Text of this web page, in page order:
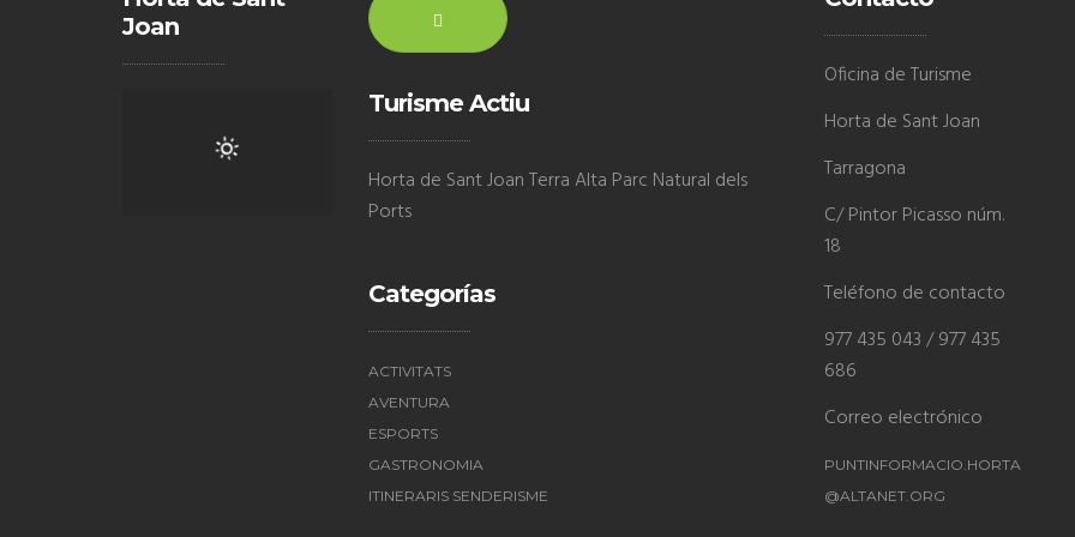
Joan
Turisme Actiu
Horta de Sant Joan Terra Alta Parc Natural dels
Ports
Categorías
ACTIVITATS
AVENTURA
ESPORTS
GASTRONOMIA
ITINERARIS SENDERISME
Oficina de Turisme
Horta de Sant Joan
Tarragona
C/ Pintor Picasso núm.
18
Teléfono de contacto
977 435 043 / 977 435
686
Correo electrónico
PUNTINFORMACIO.HORTA
@ALTANET.ORG